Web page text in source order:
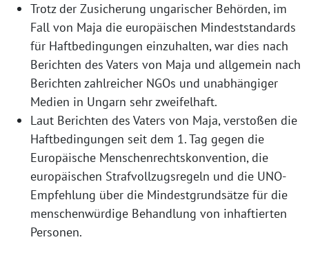
Trotz der Zusicherung ungarischer Behörden, im
Fall von Maja die europäischen Mindeststandards
für Haftbedingungen einzuhalten, war dies nach
Berichten des Vaters von Maja und allgemein nach
Berichten zahlreicher NGOs und unabhängiger
Medien in Ungarn sehr zweifelhaft.
Laut Berichten des Vaters von Maja, verstoßen die
Haftbedingungen seit dem 1. Tag gegen die
Europäische Menschenrechtskonvention, die
europäischen Strafvollzugsregeln und die UNO-
Empfehlung über die Mindestgrundsätze für die
menschenwürdige Behandlung von inhaftierten
Personen.